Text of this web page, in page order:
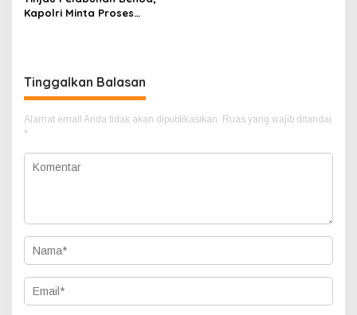
Kapolri Minta Proses
Tinggalkan Balasan
Alamat email Anda tidak akan dipublikasikan. Ruas yang wajib ditandai
*